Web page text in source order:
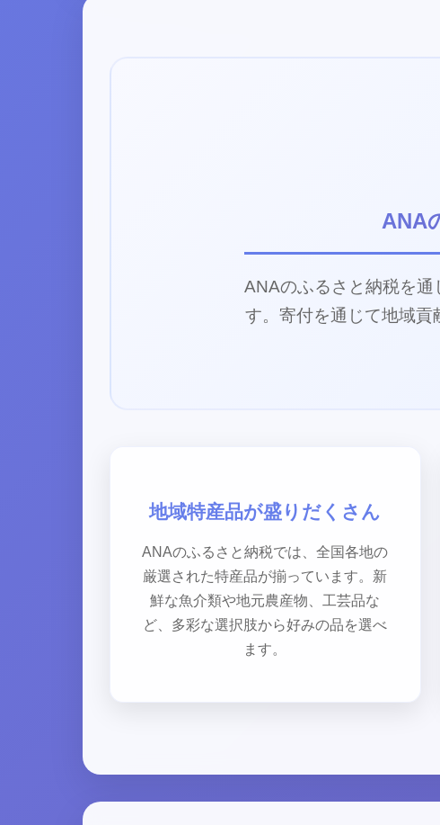
ANA
ANAのふるさと納税を通
す。寄付を通じて地域
地域特産品が盛りだくさん
ANAのふるさと納税では、全国各地の
厳選された特産品が揃っています。新
鮮な魚介類や地元農産物、工芸品な
ど、多彩な選択肢から好みの品を選べ
ます。